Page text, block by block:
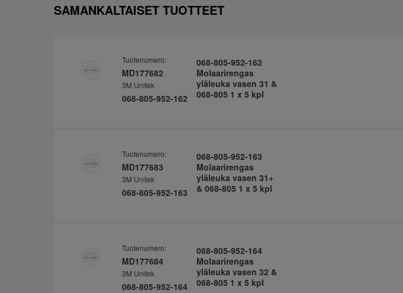
SAMANKALTAISET TUOTTEET
Tuotenumero:
MD177682
3M Unitek
068-805-952-162
068-805-952-162
Molaarirengas
yläleuka vasen 31 &
068-805 1 x 5 kpl
Tuotenumero:
MD177683
3M Unitek
068-805-952-163
068-805-952-163
Molaarirengas
yläleuka vasen 31+
& 068-805 1 x 5 kpl
Tuotenumero:
MD177684
3M Unitek
068-805-952-164
068-805-952-164
Molaarirengas
yläleuka vasen 32 &
068-805 1 x 5 kpl